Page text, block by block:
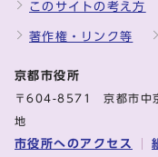
このサイトの考え方
著作権・リンク等
京都市役所
〒604-8571 京都市中
地
市役所へのアクセス